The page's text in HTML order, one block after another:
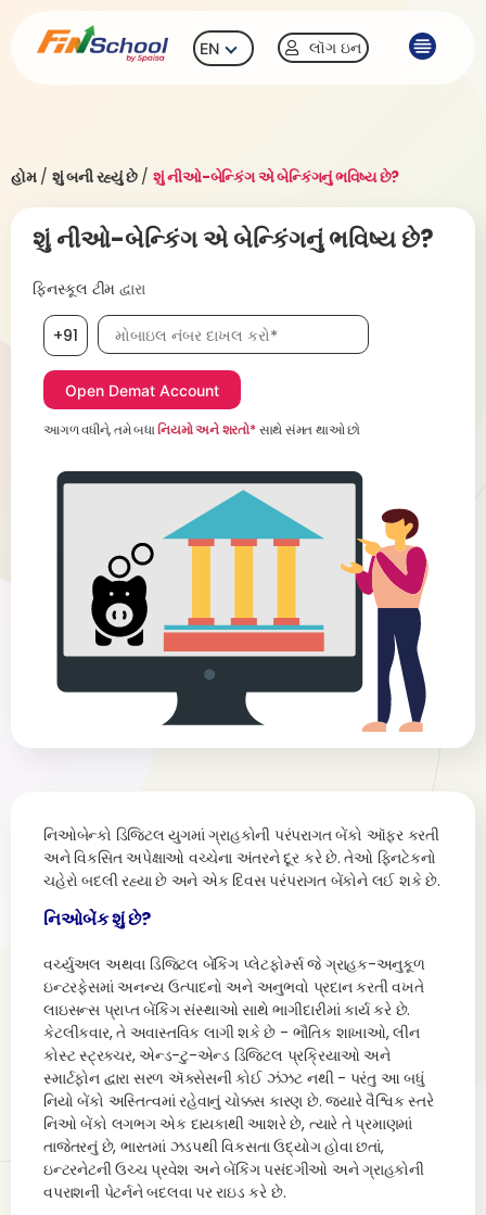
EN લૉગ ઇન
હોમ/ શું બની રહ્યું છે/ શું નીઓ-બેન્કિંગ એ બેન્કિંગનું ભવિષ્ય છે?
શું નીઓ-બેન્કિંગ એ બેન્કિંગનું ભવિષ્ય છે?
ફિનસ્કૂલ ટીમ દ્વારા
+91 મોબાઇલ નંબર, જરૂરી છે
આગળ વધીને, તમે બધાનિયમો અને શરતો*સાથે સંમત થાઓ છો
નિઓબેન્કો ડિજિટલ યુગમાં ગ્રાહકોની પરંપરાગત બેંકો ઑફર કરતી
અને વિકસિત અપેક્ષાઓ વચ્ચેના અંતરને દૂર કરે છે. તેઓ ફિનટેકનો
ચહેરો બદલી રહ્યા છે અને એક દિવસ પરંપરાગત બેંકોને લઈ શકે છે.
નિઓબેંક શું છે?
વર્ચ્યુઅલ અથવા ડિજિટલ બેંકિંગ પ્લેટફોર્મ્સ જે ગ્રાહક-અનુકૂળ
ઇન્ટરફેસમાં અનન્ય ઉત્પાદનો અને અનુભવો પ્રદાન કરતી વખતે
લાઇસન્સ પ્રાપ્ત બેંકિંગ સંસ્થાઓ સાથે ભાગીદારીમાં કાર્ય કરે છે.
કેટલીકવાર, તે અવાસ્તવિક લાગી શકે છે - ભૌતિક શાખાઓ, લીન
કોસ્ટ સ્ટ્રક્ચર, એન્ડ-ટુ-એન્ડ ડિજિટલ પ્રક્રિયાઓ અને
સ્માર્ટફોન દ્વારા સરળ ઍક્સેસની કોઈ ઝંઝટ નથી - પરંતુ આ બધું
નિયો બેંકો અસ્તિત્વમાં રહેવાનું ચોક્કસ કારણ છે. જ્યારે વૈશ્વિક સ્તરે
નિઓ બેંકો લગભગ એક દાયકાથી આશરે છે, ત્યારે તે પ્રમાણમાં
તાજેતરનું છે, ભારતમાં ઝડપથી વિકસતા ઉદ્યોગ હોવા છતાં,
ઇન્ટરનેટની ઉચ્ચ પ્રવેશ અને બેંકિંગ પસંદગીઓ અને ગ્રાહકોની
વપરાશની પેટર્નને બદલવા પર રાઇડ કરે છે.